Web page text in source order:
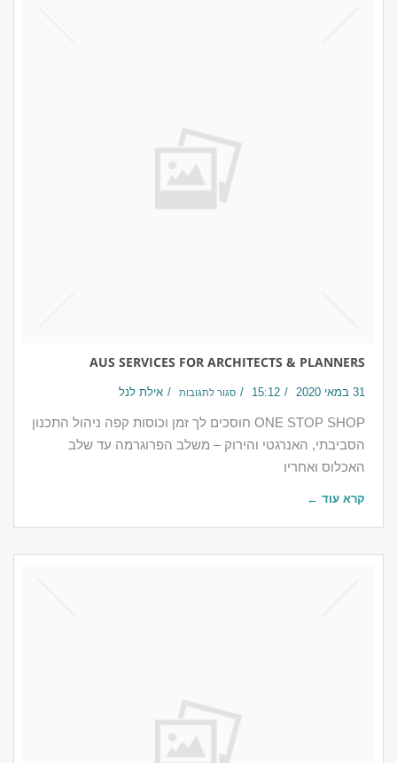
AUS SERVICES FOR ARCHITECTS & PLANNERS
31 במאי 2020 15:12 סגור לתגובות אילת לנל
ONE STOP SHOP חוסכים לך זמן וכוסות קפה ניהול התכנון
הסביבתי, האנרגטי והירוק – משלב הפרוגרמה עד שלב
האכלוס ואחריו​​
קרא עוד ←